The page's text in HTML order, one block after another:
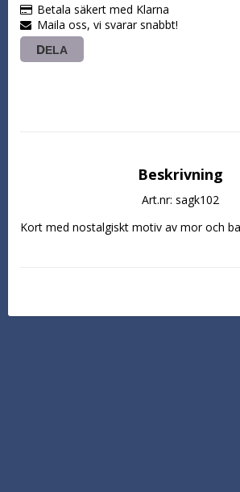
Betala säkert med Klarna
Maila oss, vi svarar snabbt!
DELA
Beskrivning
Art.nr: sagk102
Kort med nostalgiskt motiv av mor och